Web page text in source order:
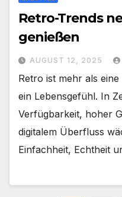
Retro-Trends
genießen
AUGUST 12, 2025
Retro ist mehr als
ein Lebensgefühl. In
Verfügbarkeit, hoher
digitalem Überfluss
Einfachheit, Echtheit